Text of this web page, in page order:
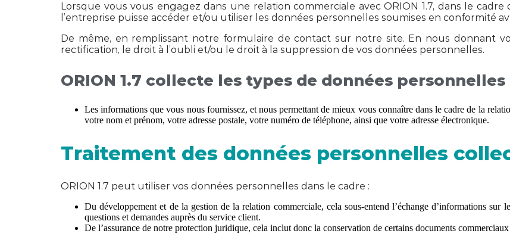
Lorsque vous vous engagez dans une relation commerciale avec ORION 1.7, dans le
l’entreprise puisse accéder et/ou utiliser les données personnelles soumises en conformité
De même, en remplissant notre formulaire de contact sur notre site. En nous donnant
rectification, le droit à l’oubli et/ou le droit à la suppression de vos données personnelles.
ORION 1.7 collecte les types de données personnelles
Les informations que vous nous fournissez, et nous permettant de mieux vous connaître dans le cadre de la
votre nom et prénom, votre adresse postale, votre numéro de téléphone, ainsi que votre adresse électronique.
Traitement des données personnelles
ORION 1.7 peut utiliser vos données personnelles dans le cadre :
Du développement et de la gestion de la relation commerciale, cela sous-entend l’échange d’informations sur
questions et demandes auprès du service client.
De l’assurance de notre protection juridique, cela inclut donc la conservation de certains documents